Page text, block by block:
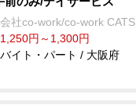
社co-work/co-work CATS
円～1,300円
イト・パート / 大阪府